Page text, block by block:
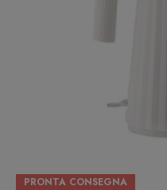
PRONTA CONSEGNA